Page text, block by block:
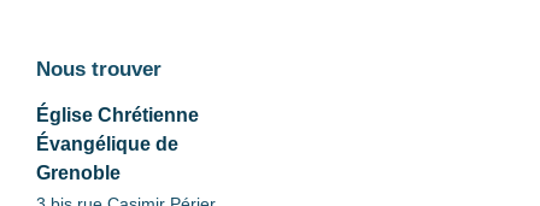
Nous trouver
Église Chrétienne
Évangélique de
Grenoble